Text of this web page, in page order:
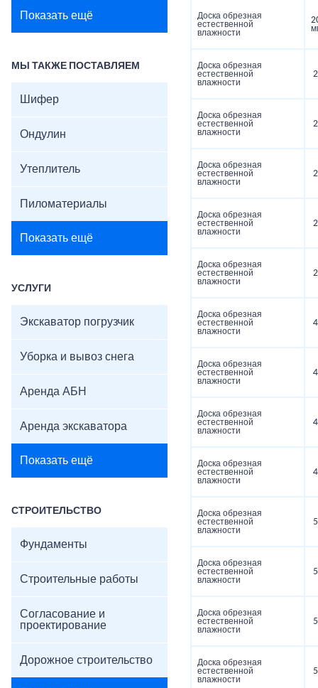
Показать ещё
МЫ ТАКЖЕ ПОСТАВЛЯЕМ
Шифер
Ондулин
Утеплитель
Пиломатериалы
Показать ещё
УСЛУГИ
Экскаватор погрузчик
Уборка и вывоз снега
Аренда АБН
Аренда экскаватора
Показать ещё
СТРОИТЕЛЬСТВО
Фундаменты
Строительные работы
Согласование и
проектирование
Дорожное строительство
Доска обрезная
естественной
влажности
Доска обрезная
естественной
влажности
Доска обрезная
естественной
влажности
Доска обрезная
естественной
влажности
Доска обрезная
естественной
влажности
Доска обрезная
естественной
влажности
Доска обрезная
естественной
влажности
Доска обрезная
естественной
влажности
Доска обрезная
естественной
влажности
Доска обрезная
естественной
влажности
Доска обрезная
естественной
влажности
Доска обрезная
естественной
влажности
Доска обрезная
естественной
влажности
Доска обрезная
естественной
влажности